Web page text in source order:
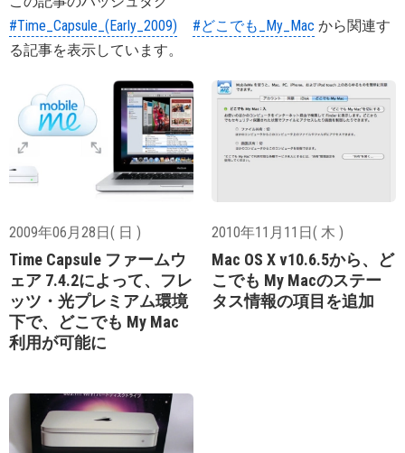
#Time_Capsule_(Early_2009)
#どこでも_My_Mac から関連す
る記事を表示しています。
2009年06月28日( 日 )
Time Capsule ファームウ
ェア 7.4.2によって、フレ
ッツ・光プレミアム環境
下で、どこでも My Mac
利用が可能に
2010年11月11日( 木 )
Mac OS X v10.6.5から、ど
こでも My Macのステー
タス情報の項目を追加